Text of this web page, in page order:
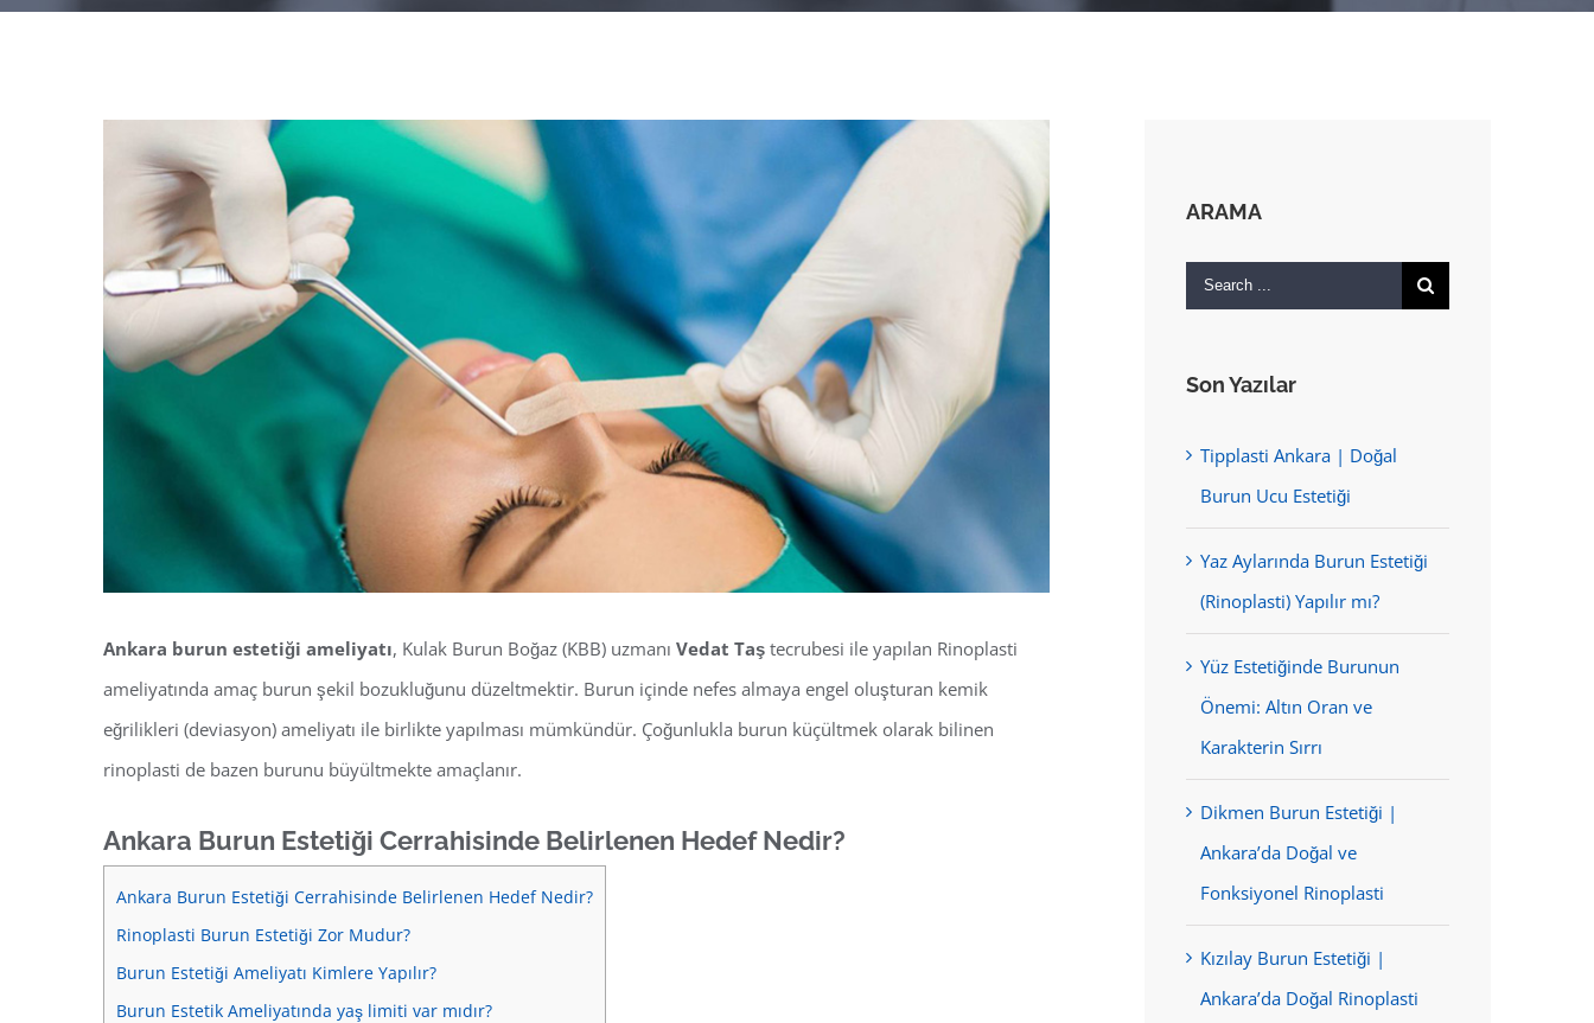
Larger
Image
Ankara burun estetiği ameliyatı, Kulak Burun Boğaz (KBB) uzmanı Vedat Taş tecrubesi ile yapılan Rinoplasti
ameliyatında amaç burun şekil bozukluğunu düzeltmektir. Burun içinde nefes almaya engel oluşturan kemik
eğrilikleri (deviasyon) ameliyatı ile birlikte yapılması mümkündür. Çoğunlukla burun küçültmek olarak bilinen
rinoplasti de bazen burunu büyültmekte amaçlanır.
Ankara Burun Estetiği Cerrahisinde Belirlenen Hedef Nedir?
Ankara Burun Estetiği Cerrahisinde Belirlenen Hedef Nedir?
Rinoplasti Burun Estetiği Zor Mudur?
Burun Estetiği Ameliyatı Kimlere Yapılır?
Burun Estetik Ameliyatında yaş limiti var mıdır?
ARAMA
Search
Son Yazılar
Tipplasti Ankara | Doğal
Burun Ucu Estetiği
Yaz Aylarında Burun Estetiği
(Rinoplasti) Yapılır mı?
Yüz Estetiğinde Burunun
Önemi: Altın Oran ve
Karakterin Sırrı
Dikmen Burun Estetiği |
Ankara’da Doğal ve
Fonksiyonel Rinoplasti
Kızılay Burun Estetiği |
Ankara’da Doğal Rinoplasti